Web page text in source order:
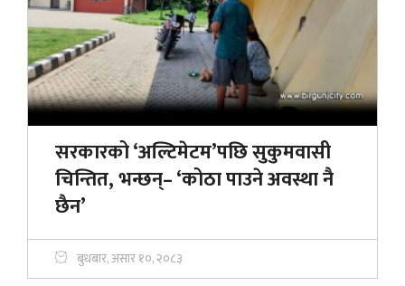
सरकारको ‘अल्टिमेटम’पछि सुकुमवासी
चिन्तित, भन्छन्– ‘कोठा पाउने अवस्था नै
छैन’
बुधबार, असार १०, २०८३